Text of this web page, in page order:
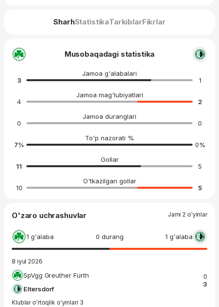
SharhStatistikaTarkiblarFikrlar
Musobaqadagi statistika
Jamoa g'alabalari
3
1
Jamoa mag'lubiyatlari
4
2
Jamoa duranglari
0
0
To'p nazorati %
7% 0%
Gollar
11
5
O'tkazilgan gollar
10
5
O'zaro uchrashuvlar Jami 2 o'yinlar
1 g'alaba 0 durang 1 g'alaba
8 iyul 2026
SpVgg Greuther Fürth
Eltersdorf
0
3
Klublar o'rtoqlik o'yinlari 3